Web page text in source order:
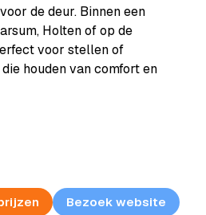
de deur. Binnen een
Holten of op de
voor stellen of
houden van comfort en
Bezoek website